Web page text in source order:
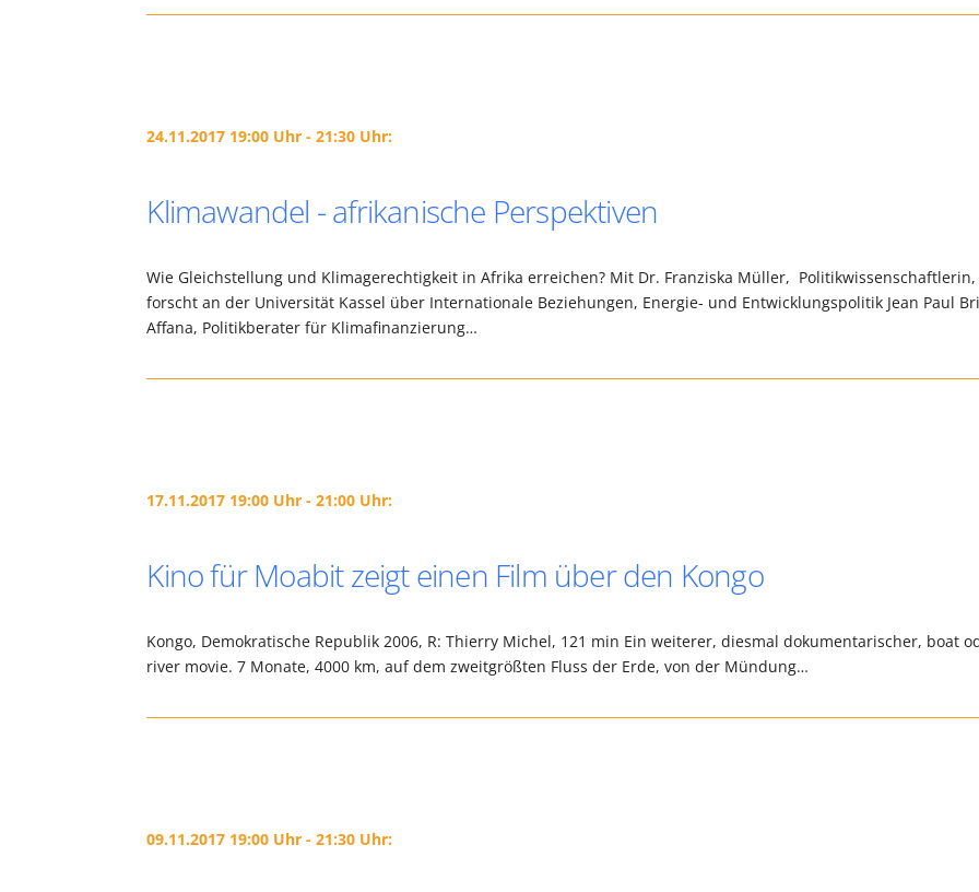
24.11.2017 19:00 Uhr - 21:30 Uhr:
Klimawandel - afrikanische Perspektiven
Wie Gleichstellung und Klimagerechtigkeit in Afrika erreichen? Mit Dr. Franziska Müller, Politikwissenschaftlerin,
forscht an der Universität Kassel über Internationale Beziehungen, Energie- und Entwicklungspolitik Jean Paul
Affana, Politikberater für Klimafinanzierung…
17.11.2017 19:00 Uhr - 21:00 Uhr:
Kino für Moabit zeigt einen Film über den Kongo
Kongo, Demokratische Republik 2006, R: Thierry Michel, 121 min Ein weiterer, diesmal dokumentarischer, boat
river movie. 7 Monate, 4000 km, auf dem zweitgrößten Fluss der Erde, von der Mündung…
09.11.2017 19:00 Uhr - 21:30 Uhr: